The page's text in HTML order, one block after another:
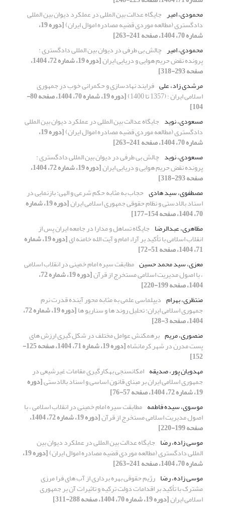
محمودی، امیر جایگاه عدالت بین المللی در عملکرد دیوان بین المللی
دادگستری (مطالعه موردی قضیه مصادره اموال ایران) [دوره 19،
شماره 70، 1404، صفحه 241-263]
محمودی، امیر چالش بی طرفی در دیوان بین المللی دادگستری :
پرونده نقض حریم هوایی و دریایی ایران [دوره 19، شماره 72، 1404،
صفحه 293-318]
مرشدی زاد، علی فرایند نهادسازی و حکمرانی خوب در جمهوری
اسلامی ایران ؛ (1357 تا 1400) [دوره 19، شماره 70، 1404، صفحه 80-
104]
مسعودی، نوید جایگاه عدالت بین المللی در عملکرد دیوان بین المللی
دادگستری (مطالعه موردی قضیه مصادره اموال ایران) [دوره 19،
شماره 70، 1404، صفحه 241-263]
مسعودی، نوید چالش بی طرفی در دیوان بین المللی دادگستری :
پرونده نقض حریم هوایی و دریایی ایران [دوره 19، شماره 72، 1404،
صفحه 293-318]
مصطفوی، سید هادی حجاب به ‌مثابه حکم شرعی و الهی: بازنمایی در
اسناد بالادستی و نظام حقوقی جمهوری اسلامی ایران [دوره 19، شماره
70، 1404، صفحه 154-177]
مظاهری، عبدالرضا جایگاه تساهل و مدارا در جامعه ایران پس از
انقلاب اسلامی با تأکید بر آراء امام و آیت ­الله خامنه­ ای [دوره 19، شماره
71، 1404، صفحه 51-72]
معزی، سید محمد حسین مطابقت سیره امام خمینی در انقلاب اسلامی
، با اصول مدیریت اسلامی مستخرج از قرآن [دوره 19، شماره 72،
1404، صفحه 199-220]
منتظری، بهرام دیپلماسی علمی به‌ مثابه محور آینده قدرت نرم
جمهوری اسلامی ایران: تحلیل روند ها و سناریو ها [دوره 19، شماره 72،
1404، صفحه 3-28]
منصوری، مریم برهمکنش عوامل مختلف در شکل گیری ارزش های
پست مدرن در شهر کرمانشاه [دوره 19، شماره 71، 1404، صفحه 125-
152]
مهدویان پور، صدیقه امکان­سنجی به­کارگیری مقامات غیرشیعی در
جمهوری اسلامی ایران بر مبنای قانون اساسی و اسناد بالادستی[دوره
19، شماره 72، 1404، صفحه 57-76]
موسوی، سیده فاطمه مطابقت سیره امام خمینی در انقلاب اسلامی ، با
اصول مدیریت اسلامی مستخرج از قرآن [دوره 19، شماره 72، 1404،
صفحه 199-220]
موسی زاده، رضا جایگاه عدالت بین المللی در عملکرد دیوان بین
المللی دادگستری (مطالعه موردی قضیه مصادره اموال ایران) [دوره 19،
شماره 70، 1404، صفحه 241-263]
موسی زاده، رضا رژیم حقوقی بهره برداری از آب های فرا مرزی
مشترک با تأکید بر اقدامات دولت ترکیه و تاثیرات آن بر جمهوری
اسلامی ایران[دوره 19، شماره 70، 1404، صفحه 288-311]